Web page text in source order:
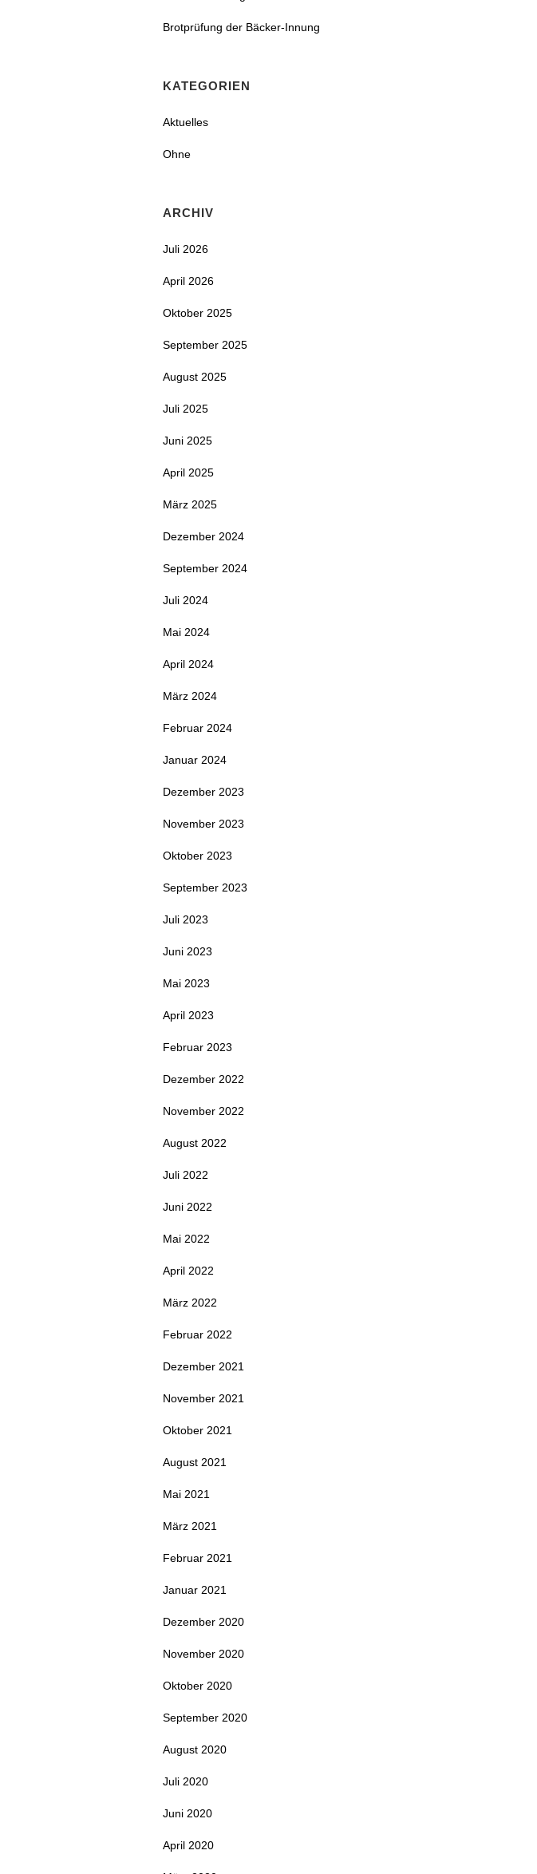
Brotprüfung der Bäcker-Innung
KATEGORIEN
Aktuelles
Ohne
ARCHIV
Juli 2026
April 2026
Oktober 2025
September 2025
August 2025
Juli 2025
Juni 2025
April 2025
März 2025
Dezember 2024
September 2024
Juli 2024
Mai 2024
April 2024
März 2024
Februar 2024
Januar 2024
Dezember 2023
November 2023
Oktober 2023
September 2023
Juli 2023
Juni 2023
Mai 2023
April 2023
Februar 2023
Dezember 2022
November 2022
August 2022
Juli 2022
Juni 2022
Mai 2022
April 2022
März 2022
Februar 2022
Dezember 2021
November 2021
Oktober 2021
August 2021
Mai 2021
März 2021
Februar 2021
Januar 2021
Dezember 2020
November 2020
Oktober 2020
September 2020
August 2020
Juli 2020
Juni 2020
April 2020